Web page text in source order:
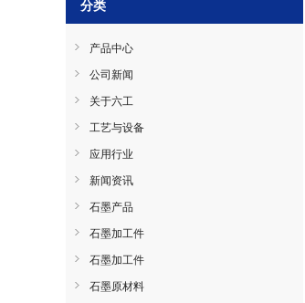
分类
产品中心
公司新闻
关于六工
工艺与设备
应用行业
新闻资讯
石墨产品
石墨加工件
石墨加工件
石墨原材料